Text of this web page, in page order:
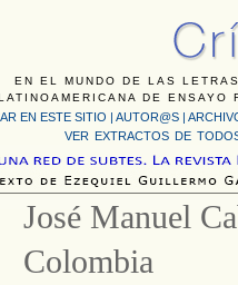
EN EL MUNDO DE LAS
DE
EN ESTE SITIO | AUTOR@S |
VER EXTRACTOS DE
José Manuel
Colombia